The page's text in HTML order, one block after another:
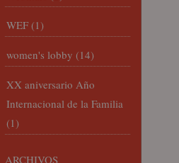
WEF (1)
women's lobby (14)
XX aniversario Año
Internacional de la Familia
(1)
ARCHIVOS